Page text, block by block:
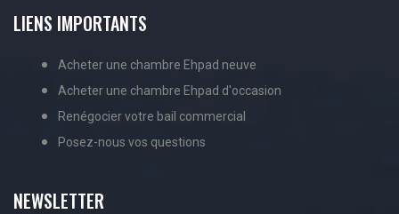
LIENS IMPORTANTS
Acheter une chambre Ehpad neuve
Acheter une chambre Ehpad d'occasion
Renégocier votre bail commercial
Posez-nous vos questions
NEWSLETTER